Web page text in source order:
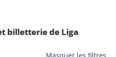
billetterie de Liga